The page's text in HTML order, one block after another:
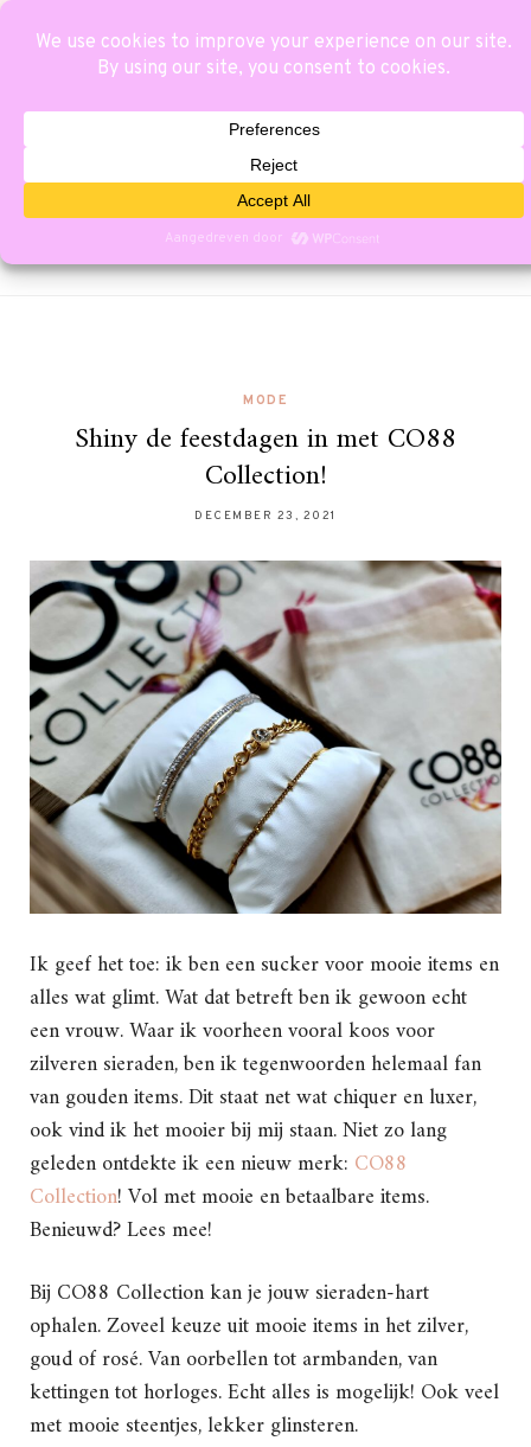
MODE
Shiny de feestdagen in met CO88
Collection!
DECEMBER 23, 2021
Ik geef het toe: ik ben een sucker voor mooie items en
alles wat glimt. Wat dat betreft ben ik gewoon echt
een vrouw. Waar ik voorheen vooral koos voor
zilveren sieraden, ben ik tegenwoorden helemaal fan
van gouden items. Dit staat net wat chiquer en luxer,
ook vind ik het mooier bij mij staan. Niet zo lang
geleden ontdekte ik een nieuw merk: CO88
Collection! Vol met mooie en betaalbare items.
Benieuwd? Lees mee!
Bij CO88 Collection kan je jouw sieraden-hart
ophalen. Zoveel keuze uit mooie items in het zilver,
goud of rosé. Van oorbellen tot armbanden, van
kettingen tot horloges. Echt alles is mogelijk! Ook veel
met mooie steentjes, lekker glinsteren.